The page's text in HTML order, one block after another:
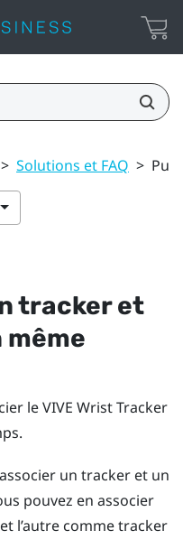
> Solutions et FAQ >
tracker et
leVIVE Wrist Tracker
un tracker et un
pouvez en associer
l’autre comme tracker